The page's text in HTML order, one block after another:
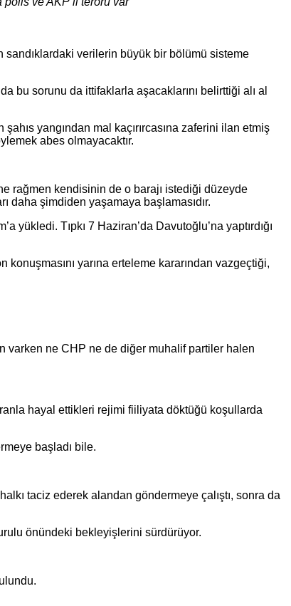
sandıklardaki verilerin büyük bir bölümü sisteme
bu sorunu da ittifaklarla aşacaklarını belirttiği alı al
yangından mal kaçırırcasına zaferini ilan etmiş
abes olmayacaktır.
rağmen kendisinin de o barajı istediği düzeyde
daha şimdiden yaşamaya başlamasıdır.
yükledi. Tıpkı 7 Haziran’da Davutoğlu’na yaptırdığı
yarına erteleme kararından vazgeçtiği,
varken ne CHP ne de diğer muhalif partiler halen
hayal ettikleri rejimi fiiliyata döktüğü koşullarda
başladı bile.
taciz ederek alandan göndermeye çalıştı, sonra da
önündeki bekleyişlerini sürdürüyor.